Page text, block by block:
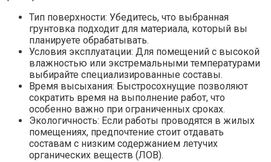
Тип поверхности: Убедитесь, что выбранная
грунтовка подходит для материала, который вы
планируете обрабатывать.
Условия эксплуатации: Для помещений с высокой
влажностью или экстремальными температурами
выбирайте специализированные составы.
Время высыхания: Быстросохнущие позволяют
сократить время на выполнение работ, что
особенно важно при ограниченных сроках.
Экологичность: Если работы проводятся в жилых
помещениях, предпочтение стоит отдавать
составам с низким содержанием летучих
органических веществ (ЛОВ).